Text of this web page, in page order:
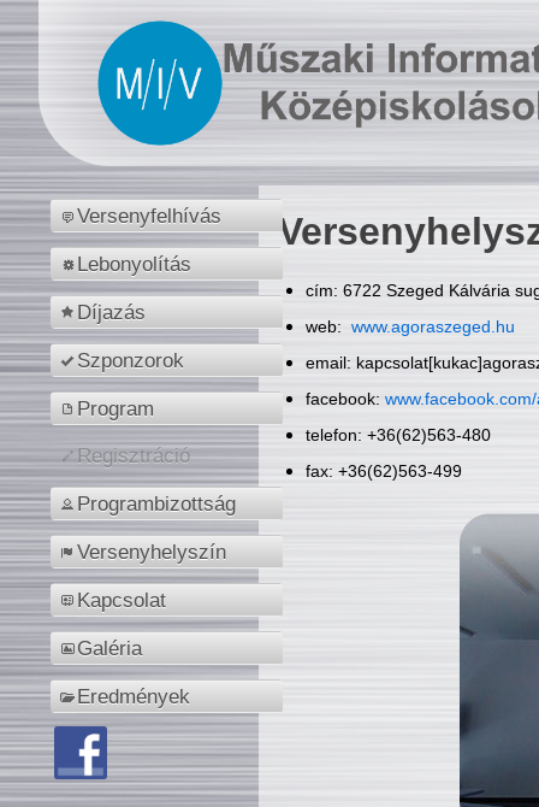
Versenyfelhívás
Lebonyolítás
Díjazás
Szponzorok
Program
Regisztráció
Programbizottság
Versenyhelyszín
Kapcsolat
Galéria
Eredmények
cím: 6722 Szeged Kálvária
web: www.agoraszeged.hu
email:
facebook:
telefon: +36(62)563-480
fax: +36(62)563-499